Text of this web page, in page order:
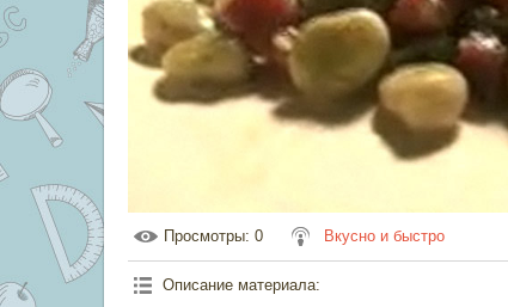
Просмотры: 0 Вкусно и быстро
Описание материала: